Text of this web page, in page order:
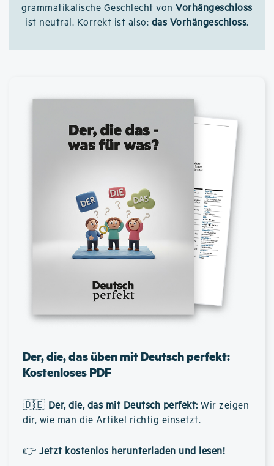
grammatikalische Geschlecht vonVorhängeschloss
ist neutral. Korrekt ist also: das Vorhängeschloss.
Der, die, das üben mit Deutsch perfekt:
Kostenloses PDF
🇩🇪 Der, die, das mit Deutsch perfekt: Wir zeigen
dir, wie man die Artikel richtig einsetzt.
👉 Jetzt kostenlos herunterladen und lesen!